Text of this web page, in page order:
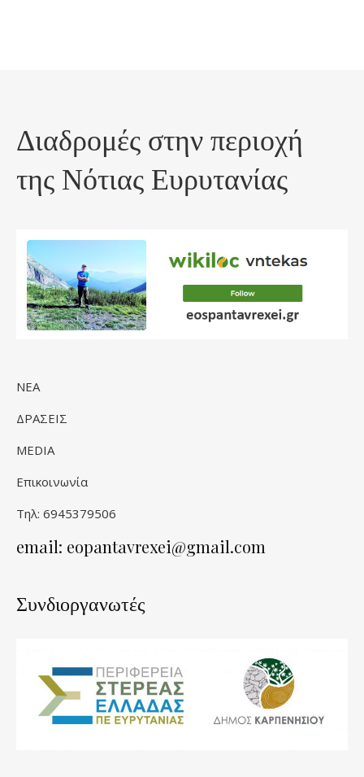
Διαδρομές στην περιοχή
της Νότιας Ευρυτανίας
ΝΕΑ
ΔΡΑΣΕΙΣ
MEDIA
Επικοινωνία
Τηλ: 6945379506
email: eopantavrexei@gmail.com
Συνδιοργανωτές